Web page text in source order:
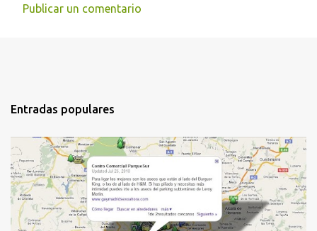
n
r
i
o
s
Publicar un comentario
Entradas populares